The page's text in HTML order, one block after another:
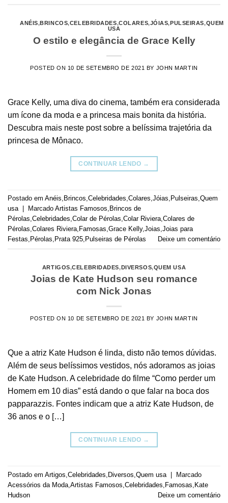
ANÉIS,BRINCOS,CELEBRIDADES,COLARES,JÓIAS,PULSEIRAS,QUEM
USA
O estilo e elegância de Grace Kelly
POSTED ON 10 DE SETEMBRO DE 2021 BY JOHN MARTIN
Grace Kelly, uma diva do cinema, também era considerada
um ícone da moda e a princesa mais bonita da história.
Descubra mais neste post sobre a belíssima trajetória da
princesa de Mônaco.
CONTINUAR LENDO →
Postado em Anéis Brincos Celebridades Colares Jóias Pulseiras Quem
usa
Marcado Artistas Famosos Brincos de
Pérolas Celebridades Colar de Pérolas Colar Riviera Colares de
Pérolas Colares Riviera Famosas Grace Kelly, Joias Joias para
Festas Pérolas Prata 925 Pulseiras de Pérolas Deixe um comentário
ARTIGOS,CELEBRIDADES,DIVERSOS,QUEM USA
Joias de Kate Hudson seu romance
com Nick Jonas
POSTED ON 10 DE SETEMBRO DE 2021 BY JOHN MARTIN
Que a atriz Kate Hudson é linda, disto não temos dúvidas.
Além de seus belíssimos vestidos, nós adoramos as joias
de Kate Hudson. A celebridade do filme “Como perder um
Homem em 10 dias” está dando o que falar na boca dos
papparazzis. Fontes indicam que a atriz Kate Hudson, de
36 anos e o […]
CONTINUAR LENDO →
Postado em Artigos Celebridades Diversos Quem usa | Marcado
Acessórios da Moda Artistas Famosos Celebridades Famosas Kate
Hudson
Deixe um comentário